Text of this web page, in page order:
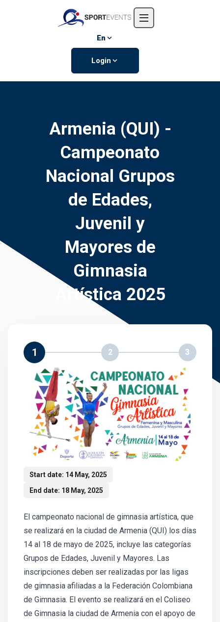
Events
En
Login
Armenia (QUI) -
Campeonato
Nacional Grupos
de Edades,
Juvenil y
Mayores de
Gimnasia
Artística 2025
1 2 3
Start date: 14 May, 2025
End date: 18 May, 2025
El campeonato nacional de gimnasia artística, que
se realizará en la ciudad de Armenia (QUI) los días
14 al 18 de mayo de 2025, incluye las categorías
Grupos de Edades, Juvenil y Mayores. Las
inscripciones deben ser realizadas por las ligas
de gimnasia afiliadas a la Federación Colombiana
de Gimnasia. El evento se realizará en el Coliseo
de Gimnasia la ciudad de Armenia con el apoyo de